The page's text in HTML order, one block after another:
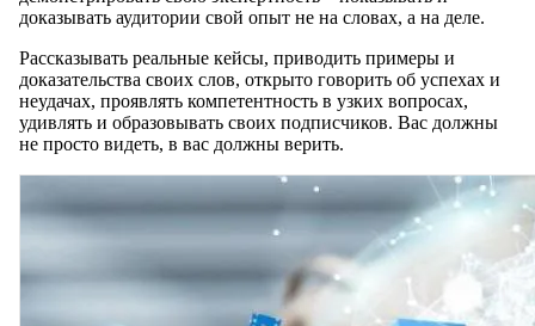
доказывать аудитории свой опыт не на словах, а на деле.
Рассказывать реальные кейсы, приводить примеры и
доказательства своих слов, открыто говорить об успехах и
неудачах, проявлять компетентность в узких вопросах,
удивлять и образовывать своих подписчиков. Вас должны
не просто видеть, в вас должны верить.